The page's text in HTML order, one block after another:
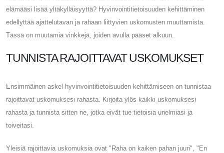
elämääsi lisää yltäkylläisyyttä? Hyvinvointitietoisuuden kehittäminen
edellyttää ajattelutavan ja rahaan liittyvien uskomusten muuttamista.
Tässä on muutamia vinkkejä, joiden avulla pääset alkuun.
TUNNISTA RAJOITTAVAT USKOMUKSET
Ensimmäinen askel hyvinvointitietoisuuden kehittämiseen on tunnistaa
rajoittavat uskomuksesi rahasta. Kirjoita ylös kaikki uskomuksesi
rahasta ja tunnista sitten ne, jotka eivät tue tietoisia unelmiasi ja
toiveitasi.
Yleisiä rajoittavia uskomuksia ovat "Raha on kaiken pahan juuri", "En